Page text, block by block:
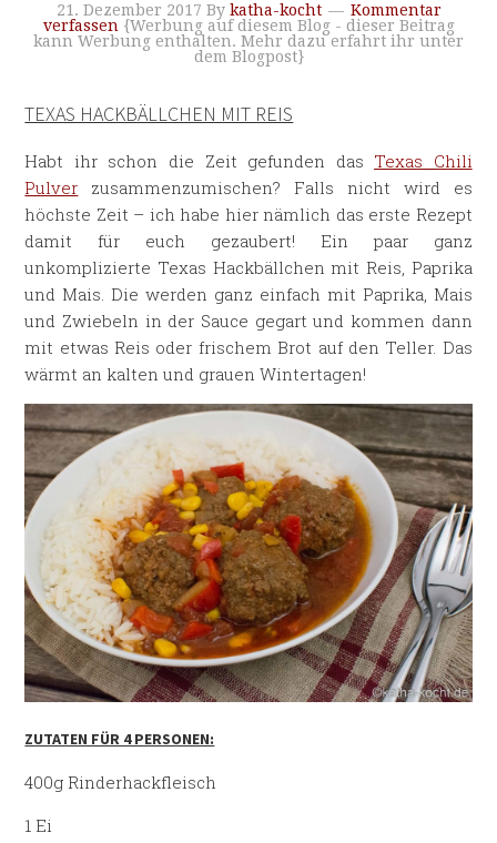
21. Dezember 2017 By katha-kocht
Kommentar
verfassen {Werbung auf diesem Blog - dieser Beitrag
kann Werbung enthalten. Mehr dazu erfahrt ihr unter
dem Blogpost}
TEXAS HACKBÄLLCHEN MIT REIS
Habt ihr schon die Zeit gefunden das Texas Chili
Pulver zusammenzumischen? Falls nicht wird es
höchste Zeit – ich habe hier nämlich das erste Rezept
damit für euch gezaubert! Ein paar ganz
unkomplizierte Texas Hackbällchen mit Reis, Paprika
und Mais. Die werden ganz einfach mit Paprika, Mais
und Zwiebeln in der Sauce gegart und kommen dann
mit etwas Reis oder frischem Brot auf den Teller. Das
wärmt an kalten und grauen Wintertagen!
ZUTATEN FÜR 4 PERSONEN:
400g Rinderhackfleisch
1 Ei